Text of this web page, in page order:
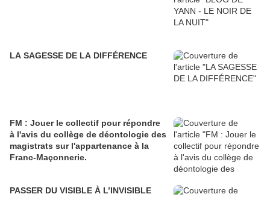
LA SAGESSE DE LA DIFFÉRENCE
FM : Jouer le collectif pour répondre
à l'avis du collège de déontologie des
magistrats sur l'appartenance à la
Franc-Maçonnerie.
PASSER DU VISIBLE À L’INVISIBLE